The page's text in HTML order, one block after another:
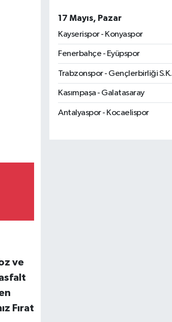
ve
Fırat
17 Mayıs, Pazar
Kayserispor - Konyaspor
Fenerbahçe - Eyüpspor
Trabzonspor - Gençlerbirliği S.K.
Kasımpaşa - Galatasaray
Antalyaspor - Kocaelispor